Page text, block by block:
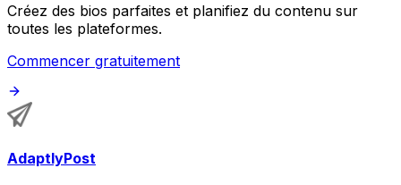
Créez des bios parfaites et planifiez du contenu sur
toutes les plateformes.
Commencer gratuitement
AdaptlyPost